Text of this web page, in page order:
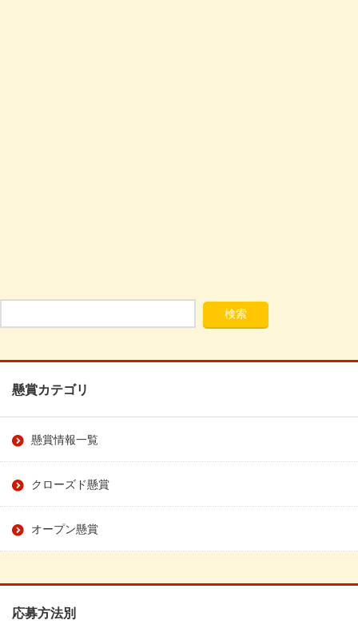
懸賞カテゴリ
懸賞情報一覧
クローズド懸賞
オープン懸賞
応募方法別